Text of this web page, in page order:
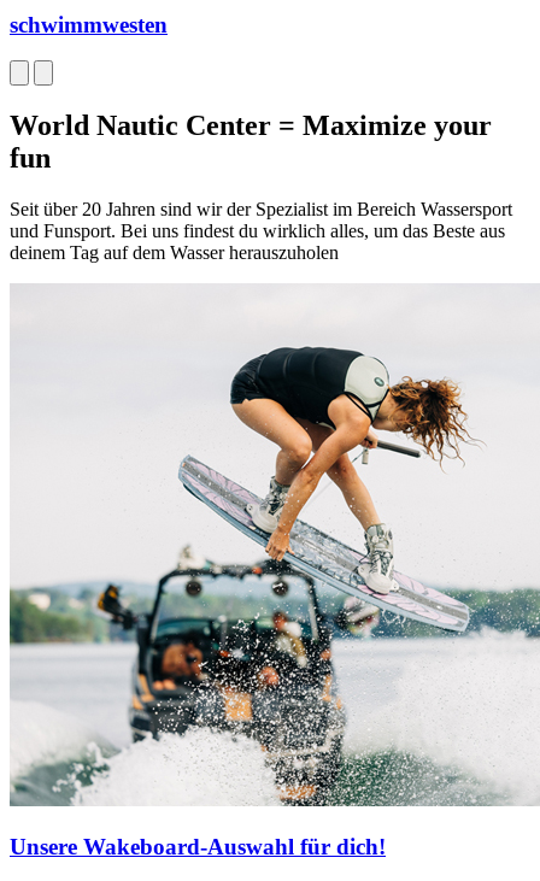
schwimmwesten
World Nautic Center = Maximize your
fun
Seit über 20 Jahren sind wir der Spezialist im Bereich Wassersport
und Funsport. Bei uns findest du wirklich alles, um das Beste aus
deinem Tag auf dem Wasser herauszuholen
Unsere Wakeboard-Auswahl für dich!